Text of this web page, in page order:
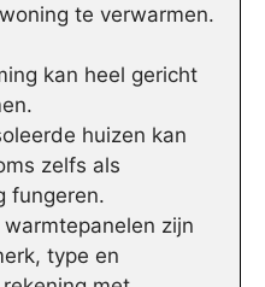
te verwarmen.
kan heel gericht
huizen kan
zelfs als
fungeren.
zijn
type en